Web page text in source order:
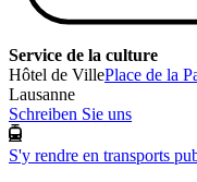
Service de la culture
Hôtel de VillePlace de la
Lausanne
Schreiben Sie uns
S'y rendre en transports